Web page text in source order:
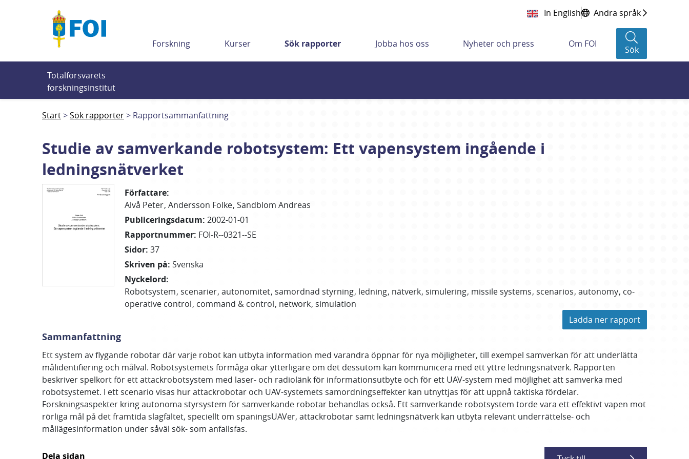
In English Andra språk
Forskning Kurser Sök rapporter Jobba hos oss Nyheter och press Om FOI
Sök
Totalförsvarets
forskningsinstitut
Start Sök rapporter Rapportsammanfattning
Studie av samverkande robotsystem: Ett vapensystem ingående i
ledningsnätverket
Författare:
Alvå Peter Andersson Folke Sandblom Andreas
Publiceringsdatum: 2002-01-01
Rapportnummer: FOI-R--0321--SE
Sidor: 37
Skriven på: Svenska
Nyckelord:
Robotsystem scenarier autonomitet samordnad styrning ledning nätverk simulering missile systems scenarios autonomy co-
operative control command & control network simulation
Ladda ner rapport
Sammanfattning
Ett system av flygande robotar där varje robot kan utbyta information med varandra öppnar för nya möjligheter, till exempel samverkan för att underlätta
målidentifiering och målval. Robotsystemets förmåga ökar ytterligare om det dessutom kan kommunicera med ett yttre ledningsnätverk. Rapporten
beskriver spelkort för ett attackrobotsystem med laser- och radiolänk för informationsutbyte och för ett UAV-system med möjlighet att samverka med
robotsystemet. I ett scenario visas hur attackrobotar och UAV-systemets samordningseffekter kan utnyttjas för att uppnå taktiska fördelar.
Forskningsaspekter kring autonoma styrsystem för samverkande robotar behandlas också. Ett samverkande robotsystem torde vara ett effektivt vapen mot
rörliga mål på det framtida slagfältet, speciellt om spaningsUAVer, attackrobotar samt ledningsnätverk kan utbyta relevant underrättelse- och
mållägesinformation under såväl sök- som anfallsfas.
Dela sidan